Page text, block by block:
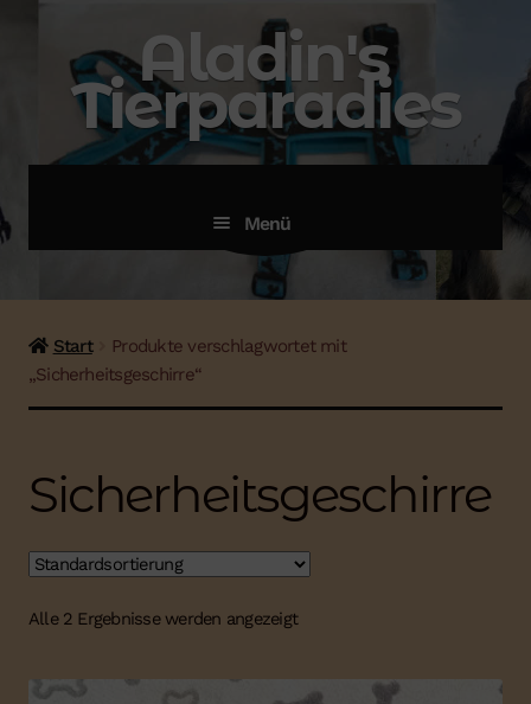
Navigation
springen
springen
Aladin's
Tierparadies
Menü
Start
Produkte verschlagwortet mit
„Sicherheitsgeschirre“
Sicherheitsgeschirre
Alle 2 Ergebnisse werden angezeigt